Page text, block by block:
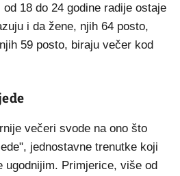
18 do 24 godine radije ostaje
i da žene, njih 64 posto,
59 posto, biraju večer kod
večeri svode na ono što
jednostavne trenutke koji
ugodnijim. Primjerice, više od